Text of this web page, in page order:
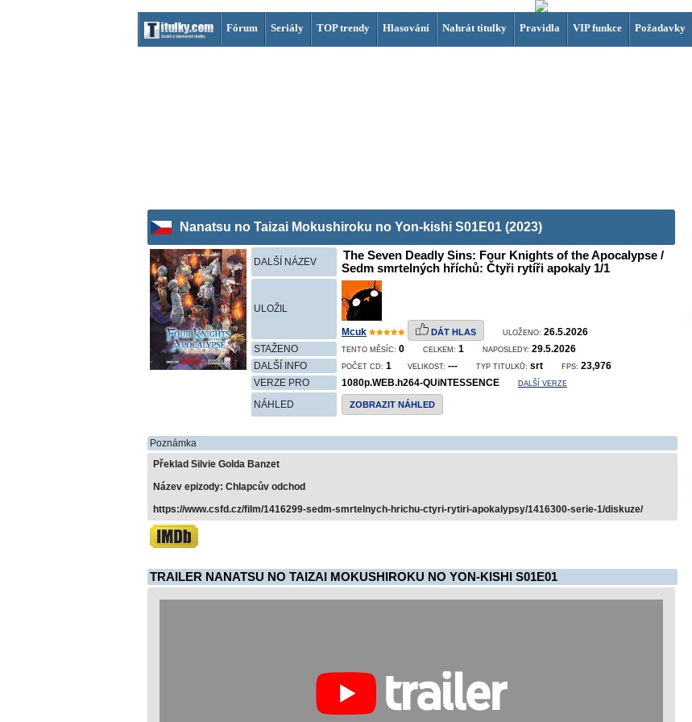
Fórum Seriály TOP trendy Hlasování Nahrát titulky Pravidla VIP funkce Požadavky
Nanatsu no Taizai Mokushiroku no Yon-kishi S01E01 (2023)
DALŠÍ NÁZEV
The Seven Deadly Sins: Four Knights of the Apocalypse /
Sedm smrtelných hříchů: Čtyři rytíři apokaly 1/1
ULOŽIL
Mcuk DÁT HLAS ULOŽENO: 26.5.2026
STAŽENO
TENTO MĚSÍC: 0 CELKEM: 1 NAPOSLEDY: 29.5.2026
DALŠÍ INFO
POČET CD: 1 VELIKOST: --- TYP TITULKŮ: srt FPS: 23,976
VERZE PRO
1080p.WEB.h264-QUiNTESSENCE DALŠÍ VERZE
NÁHLED ZOBRAZIT NÁHLED
Poznámka
Překlad Silvie Golda Banzet
Název epizody: Chlapcův odchod
https://www.csfd.cz/film/1416299-sedm-smrtelnych-hrichu-ctyri-rytiri-apokalypsy/1416300-serie-1/diskuze/
TRAILER NANATSU NO TAIZAI MOKUSHIROKU NO YON-KISHI S01E01